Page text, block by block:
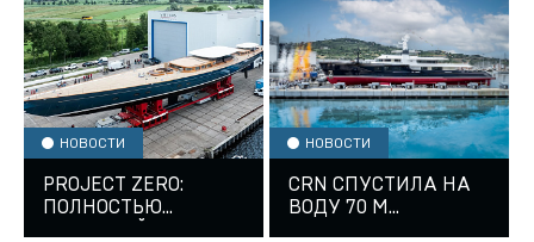
НОВОСТИ
PROJECT ZERO:
ПОЛНОСТЬЮ
НОВОСТИ
CRN СПУСТИЛА НА
ВОДУ 70 М